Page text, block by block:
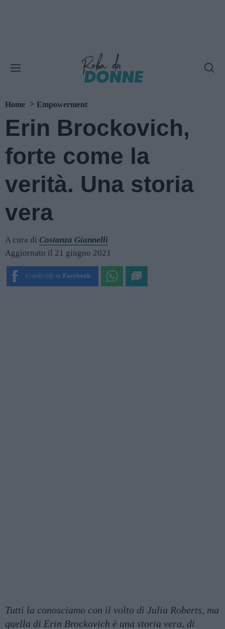
Home Empowerment
Erin Brockovich,
forte come la
verità. Una storia
vera
A cura di Costanza Giannelli
Aggiornato il 21 giugno 2021
Condividi su Facebook
Tutti la conosciamo con il volto di Julia Roberts, ma
quella di Erin Brockovich è una storia vera, di